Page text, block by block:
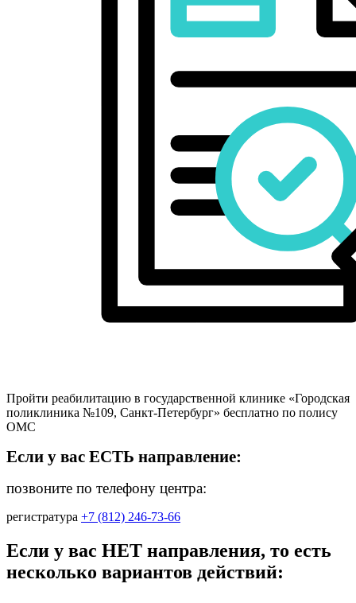
Пройти реабилитацию в государственной клинике «Городская
поликлиника №109, Санкт-Петербург» бесплатно по полису
ОМС
Если у вас ЕСТЬ направление:
позвоните по телефону центра:
регистратура +7 (812) 246-73-66
Если у вас НЕТ направления, то есть
несколько вариантов действий: